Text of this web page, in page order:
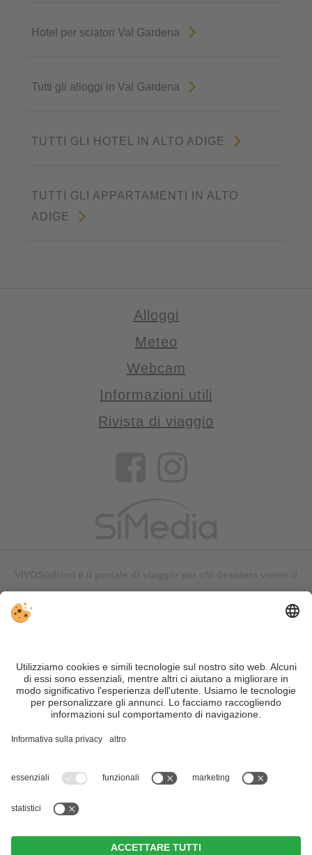
Hotel per sciatori Val Gardena
Tutti gli alloggi in Val Gardena
TUTTI GLI HOTEL IN ALTO ADIGE
TUTTI GLI APPARTAMENTI IN ALTO
ADIGE
Alloggi
Meteo
Webcam
Informazioni utili
Rivista di viaggio
contenuti, si possono verificare errori. Non garantiamo la
correttezza e la completezza di tutte le informazioni. Per
motivi di sicurezza, si prega di verificare chiedendo
direttamente sul posto all'organizzatore.
Sitemap| Editoria& Direttiva privacy |Impostazioni cookie individuali